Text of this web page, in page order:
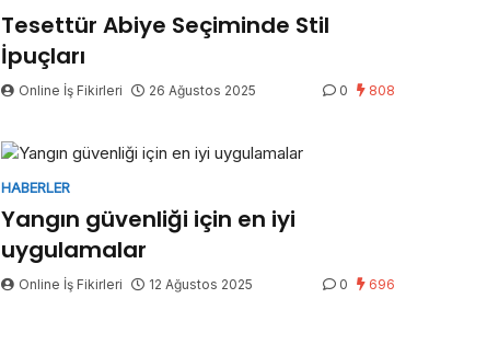
Tesettür Abiye Seçiminde Stil
İpuçları
Online İş Fikirleri 26 Ağustos 2025 0 808
HABERLER
Yangın güvenliği için en iyi
uygulamalar
Online İş Fikirleri 12 Ağustos 2025 0 696